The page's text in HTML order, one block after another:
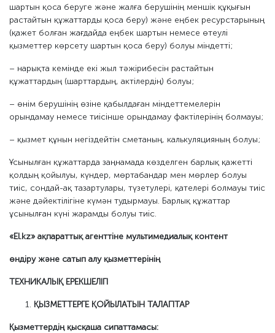
шартын қоса беруге және жалға берушінің меншік құқығын
растайтын құжаттарды қоса беру) және еңбек ресурстарының
(қажет болған жағдайда еңбек шартын немесе өтеулі
қызметтер көрсету шартын қоса беру) болуы міндетті;
– нарықта кемінде екі жыл тәжірибесін растайтын
құжаттардың (шарттардың, актілердің) болуы;
– өнім берушінің өзіне қабылдаған міндеттемелерін
орындамау немесе тиісінше орындамау фактілерінің болмауы;
– қызмет құнын негіздейтін сметаның, калькуляцияның болуы;
Ұсынылған құжаттарда заңнамада көзделген барлық қажетті
қолдың қойылуы, күндер, мөртабандар мен мөрлер болуы
тиіс, сондай-ақ тазартулары, түзетулері, қателері болмауы тиіс
және дәйектілігіне күмән тудырмауы. Барлық құжаттар
ұсынылған күні жарамды болуы тиіс.
«El.kz» ақпараттық агенттіне мультимедиалық контент
өндіру және сатып алу қызметтерінің
ТЕХНИКАЛЫҚ ЕРЕКШЕЛІГІ
ҚЫЗМЕТТЕРГЕ ҚОЙЫЛАТЫН ТАЛАПТАР
Қызметтердің қысқаша сипаттамасы: